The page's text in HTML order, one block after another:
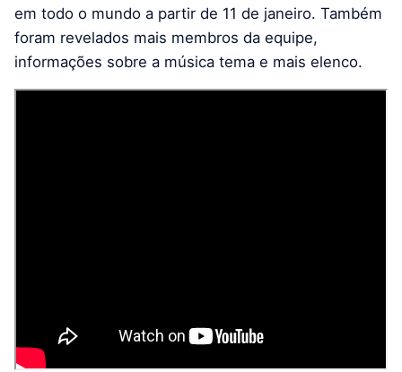
em todo o mundo a partir de 11 de janeiro. Também
foram revelados mais membros da equipe,
informações sobre a música tema e mais elenco.